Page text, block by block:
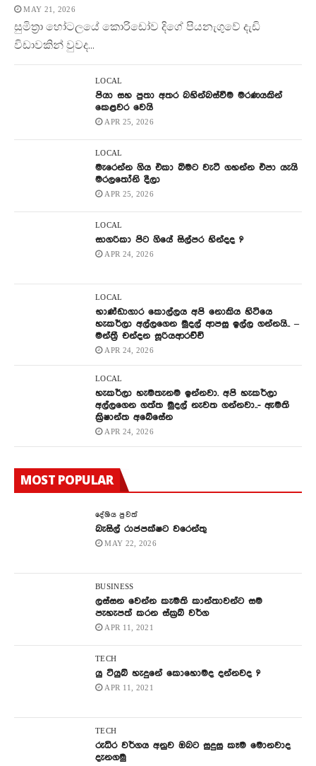
MAY 21, 2026
සුමිත්‍රා හෝටලයේ කොරිඩෝව දිගේ පියනැගුවේ දැඩි
විඩාවකින් වුවද...
LOCAL
පියා සහ පුතා අතර බහින්බස්වීම මරණයකින්
කෙළවර වෙයි
APR 25, 2026
LOCAL
මැරෙන්න ගිය එකා බිමට වැටී ගහන්න එපා යැයි
මරලතෝනි දීලා
APR 25, 2026
LOCAL
සාගරිකා පිට ගියේ සිල්පර හින්දද ?
APR 24, 2026
LOCAL
භාණ්ඩාගාර කොල්ලය අපි නොකිය හිටියෙ
හැකර්ලා අල්ලගෙන මුදල් ආපසු ඉල්ල ගන්නයි.. –
මන්ත්‍රී චන්දන සූරියආරච්චි
APR 24, 2026
LOCAL
හැකර්ලා හැමතැනම ඉන්නවා. අපි හැකර්ලා
අල්ලගෙන ගත්ත මුදල් නැවත ගන්නවා..- ඇමති
ක්‍රිෂාන්ත අබේසේන
APR 24, 2026
MOST POPULAR
දේශිය පුවත්
බැසිල් රාජපක්ෂට වරෙන්තු
MAY 22, 2026
BUSINESS
ලස්සන වෙන්න කැමති කාන්තාවන්ට සම
පැහැපත් කරන ස්ක්‍රබ් වර්ග
APR 11, 2021
TECH
යු ටියුබ් හැදුනේ කොහොමද දන්නවද ?
APR 11, 2021
TECH
රුධිර වර්ගය අනුව ඔබට සුදුසු කෑම මොනවාද
දැනගමු